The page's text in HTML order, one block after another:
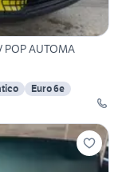
POP AUTOMA
Euro 6e